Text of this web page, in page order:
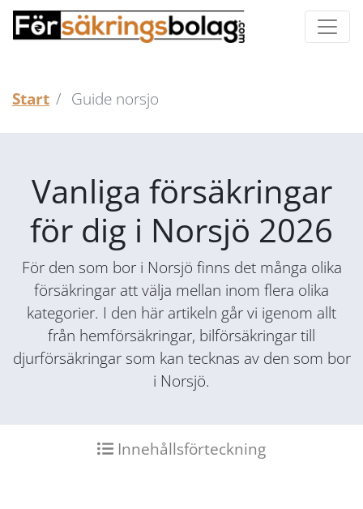
Start Guide norsjo
Vanliga försäkringar
för dig i Norsjö 2026
För den som bor i Norsjö finns det många olika
försäkringar att välja mellan inom flera olika
kategorier. I den här artikeln går vi igenom allt
från hemförsäkringar, bilförsäkringar till
djurförsäkringar som kan tecknas av den som bor
i Norsjö.
Innehållsförteckning